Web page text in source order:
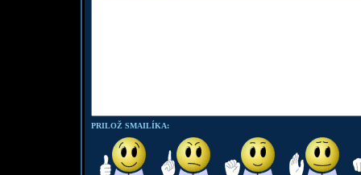
PRILOŽ SMAILÍKA: